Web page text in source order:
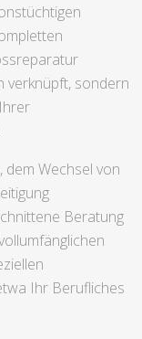
verknüpft, sondern
Wechsel von
Beratung
Ihr Berufliches